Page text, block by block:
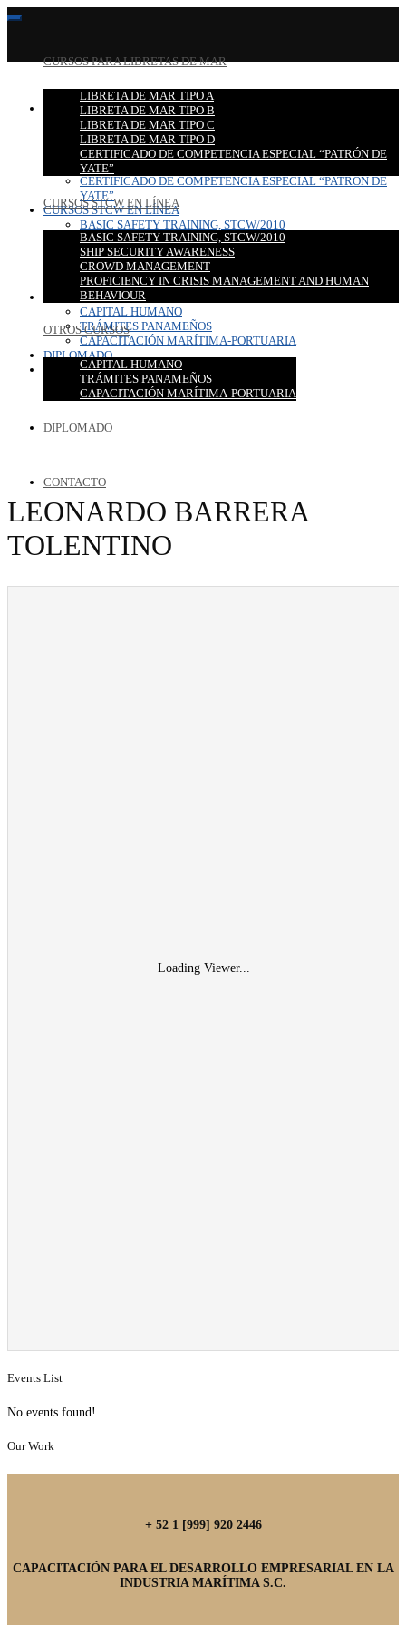
CURSOS PARA LIBRETAS DE MAR
LIBRETA DE MAR TIPO A
LIBRETA DE MAR TIPO B
LIBRETA DE MAR TIPO C
LIBRETA DE MAR TIPO D
CERTIFICADO DE COMPETENCIA ESPECIAL “PATRÓN DE
YATE”
CURSOS STCW EN LÍNEA
BASIC SAFETY TRAINING, STCW/2010
SHIP SECURITY AWARENESS
CROWD MANAGEMENT
PROFICIENCY IN CRISIS MANAGEMENT AND HUMAN
BEHAVIOUR
OTROS CURSOS
CAPITAL HUMANO
TRÁMITES PANAMEÑOS
CAPACITACIÓN MARÍTIMA-PORTUARIA
DIPLOMADO
CONTACTO
CURSOS PARA LIBRETAS DE MAR
LIBRETA DE MAR TIPO A
LIBRETA DE MAR TIPO B
LIBRETA DE MAR TIPO C
LIBRETA DE MAR TIPO D
CERTIFICADO DE COMPETENCIA ESPECIAL “PATRÓN DE
YATE”
CURSOS STCW EN LÍNEA
BASIC SAFETY TRAINING, STCW/2010
SHIP SECURITY AWARENESS
CROWD MANAGEMENT
PROFICIENCY IN CRISIS MANAGEMENT AND HUMAN
BEHAVIOUR
OTROS CURSOS
CAPITAL HUMANO
TRÁMITES PANAMEÑOS
CAPACITACIÓN MARÍTIMA-PORTUARIA
DIPLOMADO
CONTACTO
LEONARDO BARRERA
TOLENTINO
Loading Viewer...
Events List
No events found!
Our Work
+ 52 1 [999] 920 2446
CAPACITACIÓN PARA EL DESARROLLO EMPRESARIAL EN LA
INDUSTRIA MARÍTIMA S.C.